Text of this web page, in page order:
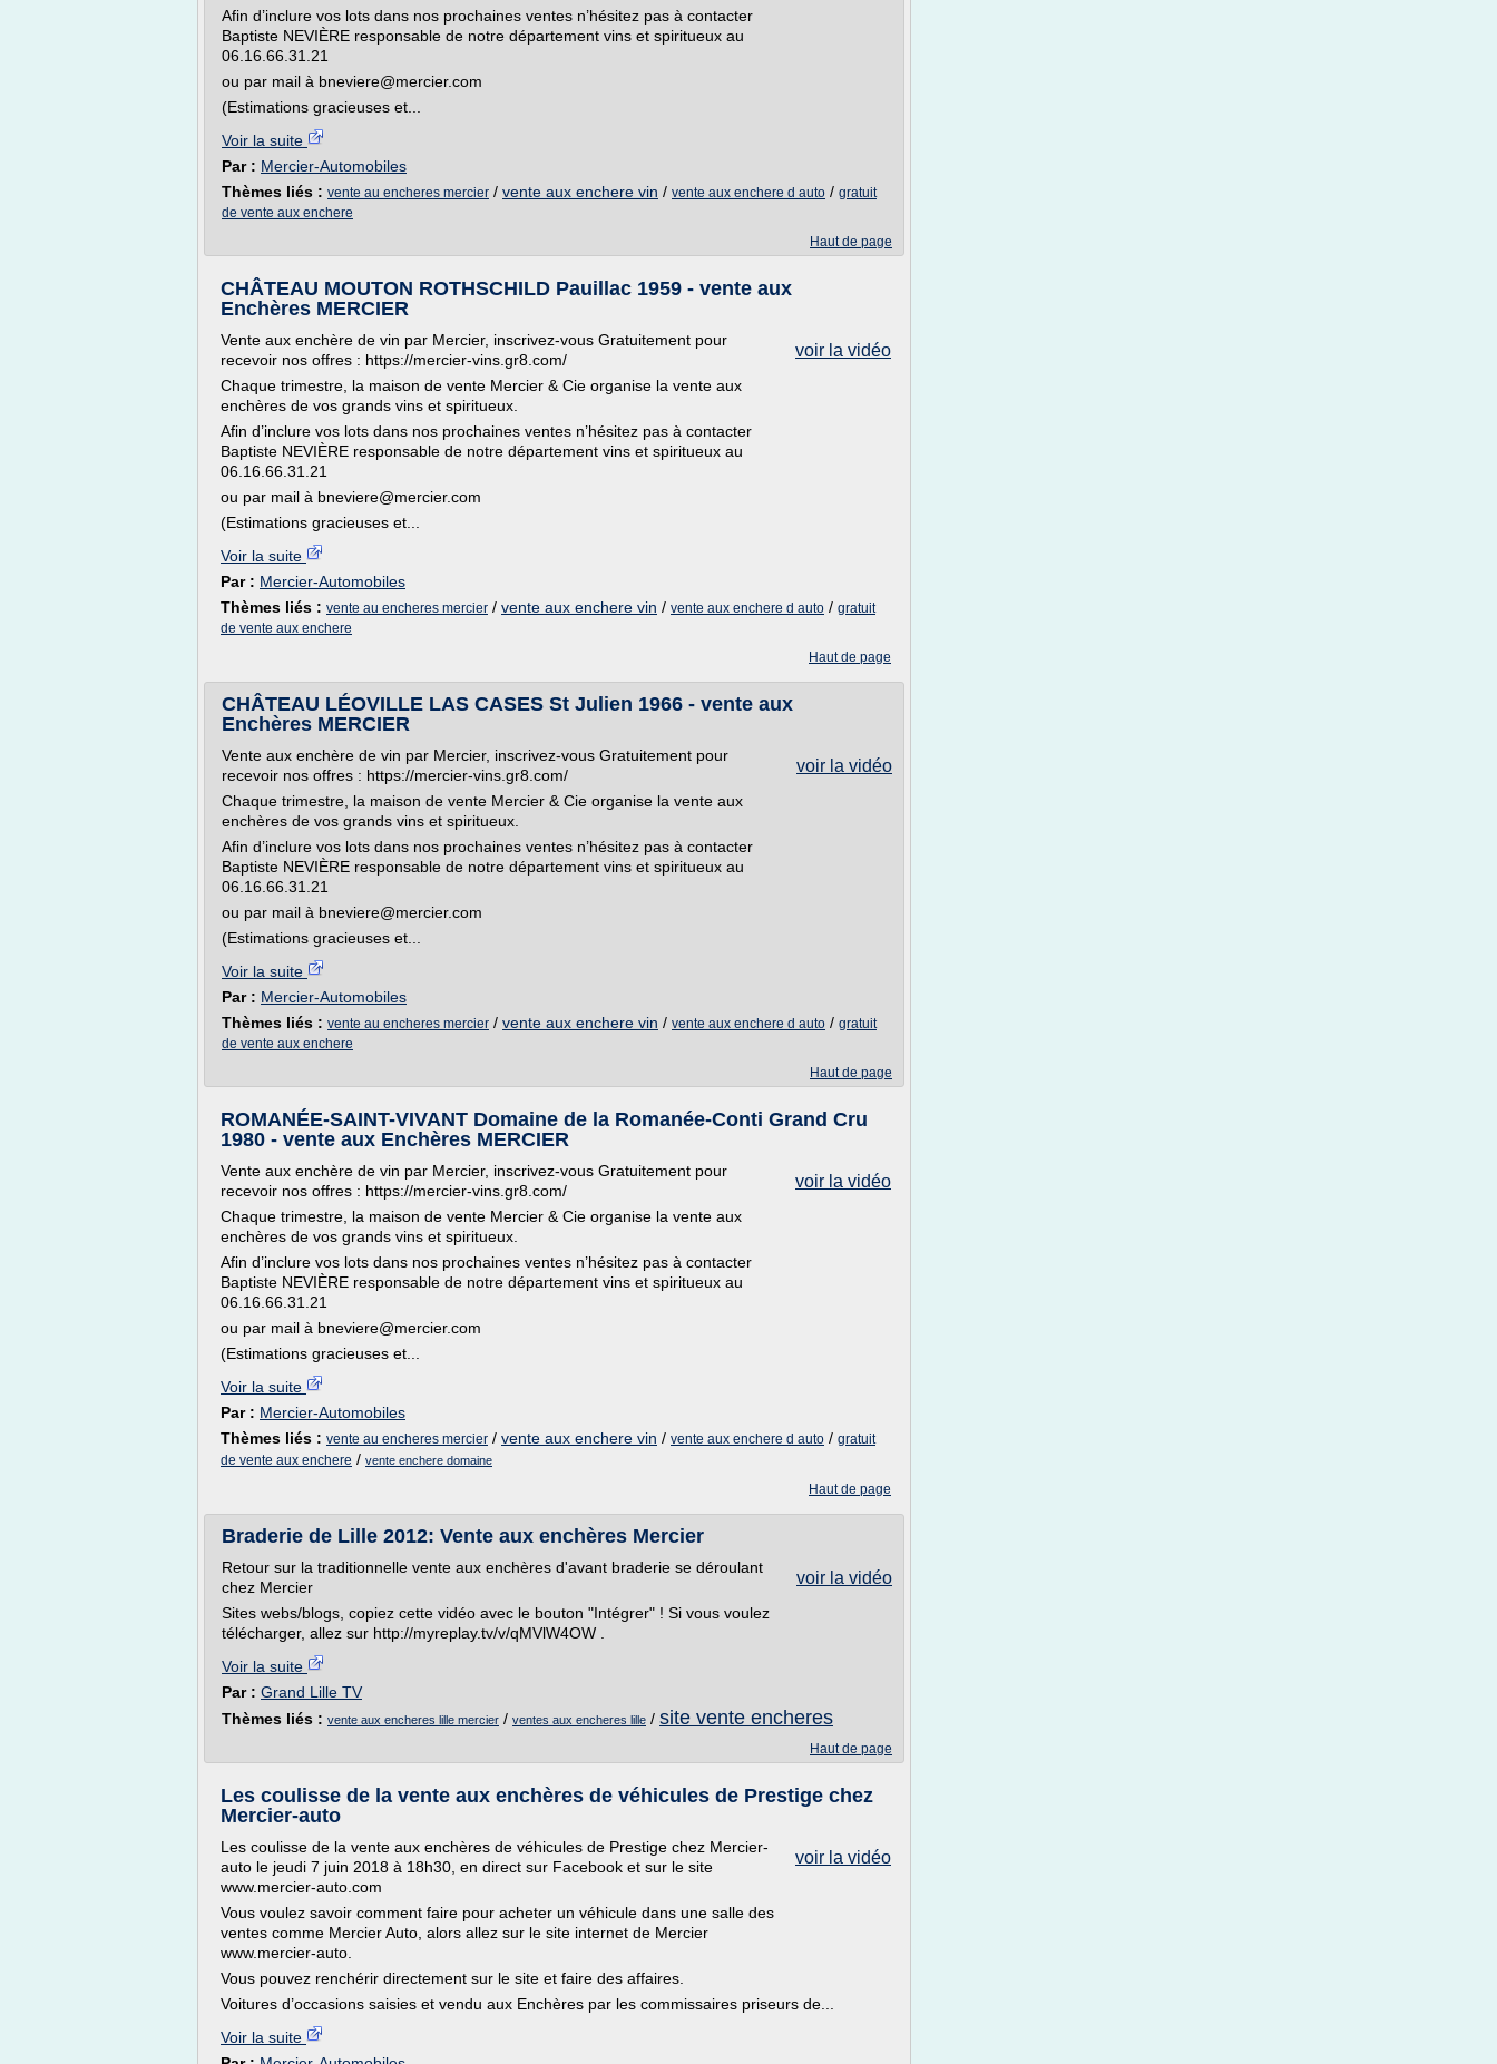
Afin d’inclure vos lots dans nos prochaines ventes n’hésitez pas à contacter
Baptiste NEVIÈRE responsable de notre département vins et spiritueux au
06.16.66.31.21
ou par mail à bneviere@mercier.com
(Estimations gracieuses et...
Voir la suite
Par : Mercier-Automobiles
Thèmes liés : vente au encheres mercier / vente aux enchere vin / vente aux enchere d auto / gratuit
de vente aux enchere
Haut de page
CHÂTEAU MOUTON ROTHSCHILD Pauillac 1959 - vente aux
Enchères MERCIER
voir la vidéo
Vente aux enchère de vin par Mercier, inscrivez-vous Gratuitement pour
recevoir nos offres : https://mercier-vins.gr8.com/
Chaque trimestre, la maison de vente Mercier & Cie organise la vente aux
enchères de vos grands vins et spiritueux.
Afin d’inclure vos lots dans nos prochaines ventes n’hésitez pas à contacter
Baptiste NEVIÈRE responsable de notre département vins et spiritueux au
06.16.66.31.21
ou par mail à bneviere@mercier.com
(Estimations gracieuses et...
Voir la suite
Par : Mercier-Automobiles
Thèmes liés : vente au encheres mercier / vente aux enchere vin / vente aux enchere d auto / gratuit
de vente aux enchere
Haut de page
CHÂTEAU LÉOVILLE LAS CASES St Julien 1966 - vente aux
Enchères MERCIER
voir la vidéo
Vente aux enchère de vin par Mercier, inscrivez-vous Gratuitement pour
recevoir nos offres : https://mercier-vins.gr8.com/
Chaque trimestre, la maison de vente Mercier & Cie organise la vente aux
enchères de vos grands vins et spiritueux.
Afin d’inclure vos lots dans nos prochaines ventes n’hésitez pas à contacter
Baptiste NEVIÈRE responsable de notre département vins et spiritueux au
06.16.66.31.21
ou par mail à bneviere@mercier.com
(Estimations gracieuses et...
Voir la suite
Par : Mercier-Automobiles
Thèmes liés : vente au encheres mercier / vente aux enchere vin / vente aux enchere d auto / gratuit
de vente aux enchere
Haut de page
ROMANÉE-SAINT-VIVANT Domaine de la Romanée-Conti Grand Cru
1980 - vente aux Enchères MERCIER
voir la vidéo
Vente aux enchère de vin par Mercier, inscrivez-vous Gratuitement pour
recevoir nos offres : https://mercier-vins.gr8.com/
Chaque trimestre, la maison de vente Mercier & Cie organise la vente aux
enchères de vos grands vins et spiritueux.
Afin d’inclure vos lots dans nos prochaines ventes n’hésitez pas à contacter
Baptiste NEVIÈRE responsable de notre département vins et spiritueux au
06.16.66.31.21
ou par mail à bneviere@mercier.com
(Estimations gracieuses et...
Voir la suite
Par : Mercier-Automobiles
Thèmes liés : vente au encheres mercier / vente aux enchere vin / vente aux enchere d auto / gratuit
de vente aux enchere / vente enchere domaine
Haut de page
Braderie de Lille 2012: Vente aux enchères Mercier
voir la vidéo
Retour sur la traditionnelle vente aux enchères d'avant braderie se déroulant
chez Mercier
Sites webs/blogs, copiez cette vidéo avec le bouton "Intégrer" ! Si vous voulez
télécharger, allez sur http://myreplay.tv/v/qMVlW4OW .
Voir la suite
Par : Grand Lille TV
Thèmes liés : vente aux encheres lille mercier / ventes aux encheres lille / site vente encheres
Haut de page
Les coulisse de la vente aux enchères de véhicules de Prestige chez
Mercier-auto
voir la vidéo
Les coulisse de la vente aux enchères de véhicules de Prestige chez Mercier-
auto le jeudi 7 juin 2018 à 18h30, en direct sur Facebook et sur le site
www.mercier-auto.com
Vous voulez savoir comment faire pour acheter un véhicule dans une salle des
ventes comme Mercier Auto, alors allez sur le site internet de Mercier
www.mercier-auto.
Vous pouvez renchérir directement sur le site et faire des affaires.
Voitures d’occasions saisies et vendu aux Enchères par les commissaires priseurs de...
Voir la suite